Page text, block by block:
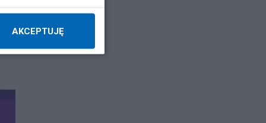
AKCEPTUJĘ